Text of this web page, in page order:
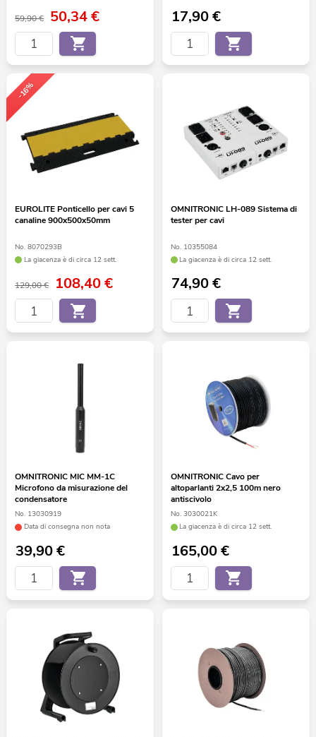
59,90 € 50,34€ 17,90€
-16%
EUROLITE Ponticello per cavi 5
canaline 900x500x50mm
No. 8070293B
La giacenza è di circa 12 sett.
129,00 € 108,40€
OMNITRONIC LH-089 Sistema di
tester per cavi
No. 10355084
La giacenza è di circa 12 sett.
74,90€
OMNITRONIC MIC MM-1C
Microfono da misurazione del
condensatore
No. 13030919
Data di consegna non nota
39,90€
OMNITRONIC Cavo per
altoparlanti 2x2,5 100m nero
antiscivolo
No. 3030021K
La giacenza è di circa 12 sett.
165,00€